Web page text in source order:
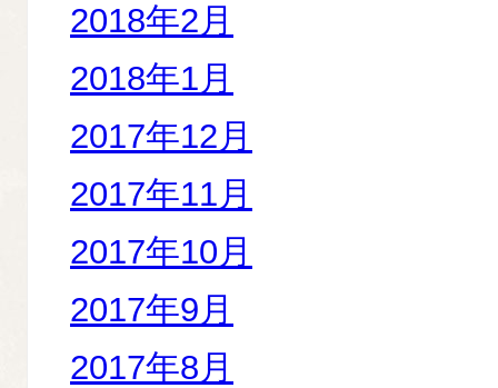
2018年2月
2018年1月
2017年12月
2017年11月
2017年10月
2017年9月
2017年8月